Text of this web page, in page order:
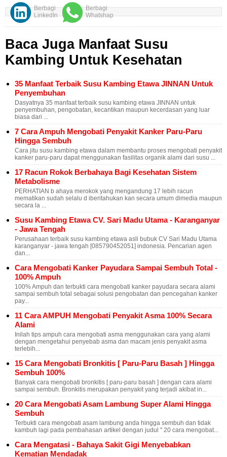
Berbagi
LinkedIn
Berbagi
Whatshap
Baca Juga Manfaat Susu
Kambing Untuk Kesehatan
35 Manfaat Terbaik Susu Kambing Etawa JINNAN Untuk
Penyembuhan
Dasyatnya 35 manfaat terbaik susu kambing etawa JINNAN untuk
penyembuhan, pengobatan, kecantikan maupun kecerdasan yang luar
biasa dari ...
7 Cara Ampuh Mengobati Penyakit Kanker Paru-Paru
Hingga Sembuh
Cara jitu susu kambing etawa dalam membantu proses mengobati penyakit
kanker paru-paru dapat menggunakan fasilitas organik alami dari susu ...
17 Racun Rokok Berbahaya Bagi Kesehatan Sistem
Metabolisme
PERHATIAN b ahaya merokok yang mengandung 17 lebih racun
mematikan sudah selalu d iberitahukan kan secara umum dimedia maupun
secara la ...
Susu Kambing Etawa CV. Sari Madu Utama - Karanganyar
- Jawa Tengah
Perusahaan terbaik susu kambing etawa asli bubuk CV Sari Madu Utama
karanganyar - jawa tengah [085790452051] indonesia. Pencarian agen
dan...
Cara Mengobati Kanker Payudara Sampai Sembuh Total -
100% Ampuh
100% Ampuh dan terbukti cara mengobati kanker payudara secara alami
sampai sembuh total sebagai solusi pengobatan dan pencegahan kanker
pay...
11 Cara AMPUH Mengobati Penyakit Asma 100% Secara
Alami
Inilah tips ampuh cara mengobati asma menggunakan cara yang alami
dengan mengetahui penyebab asma dan macam jenis penyakit asma
terlebih...
15 Cara Mengobati Bronkitis [ Paru-Paru Basah ] Hingga
Sembuh 100%
Banyak cara mengobati bronkitis [ paru-paru basah ] dengan cara alami
sampai sembuh. Bronkitis merupakan penyakit yang terjadi akibat in...
20 Cara Mengobati Asam Lambung Super Alami Hingga
Sembuh
Terbukti cara mengobati asam lambung anda hingga sembuh dan tidak
kambuh lagi pada pembahasan artikel dengan judul " 20 cara mengobat...
Cara Mengatasi - Bahaya Sakit Gigi Menyebabkan
Kematian Mendadak